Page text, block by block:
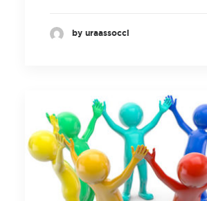
by uraassocci